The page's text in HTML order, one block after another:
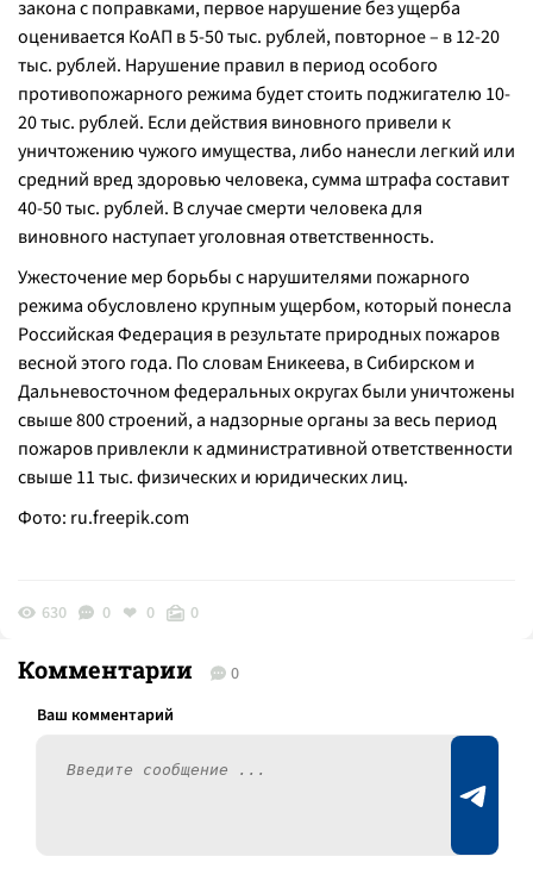
закона с поправками, первое нарушение без ущерба
оценивается КоАП в 5-50 тыс. рублей, повторное – в 12-20
тыс. рублей. Нарушение правил в период особого
противопожарного режима будет стоить поджигателю 10-
20 тыс. рублей. Если действия виновного привели к
уничтожению чужого имущества, либо нанесли легкий или
средний вред здоровью человека, сумма штрафа составит
40-50 тыс. рублей. В случае смерти человека для
виновного наступает уголовная ответственность.
Ужесточение мер борьбы с нарушителями пожарного
режима обусловлено крупным ущербом, который понесла
Российская Федерация в результате природных пожаров
весной этого года. По словам Еникеева, в Сибирском и
Дальневосточном федеральных округах были уничтожены
свыше 800 строений, а надзорные органы за весь период
пожаров привлекли к административной ответственности
свыше 11 тыс. физических и юридических лиц.
Фото: ru.freepik.com
630 0 0 0
Комментарии 0